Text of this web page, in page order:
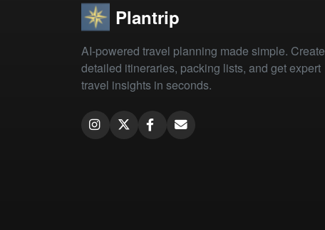
Plantrip
AI-powered travel planning made simple. Create
detailed itineraries, packing lists, and get expert
travel insights in seconds.